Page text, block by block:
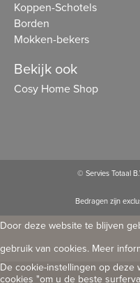
Koppen-Schotels
Borden
Mokken-bekers
Bekijk ook
Cosy Home Shop
© Servies Totaal
Bedragen zijn
Door deze website te blijven
gebruik van cookies. Meer
De cookie-instellingen op deze
cookies "om u de beste